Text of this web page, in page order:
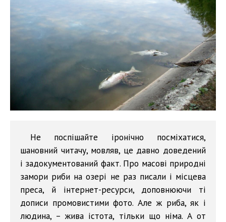
Не поспішайте іронічно посміхатися,
шановний читачу, мовляв, це давно доведений
і задокументований факт. Про масові природні
замори риби на озері не раз писали і місцева
преса, й інтернет-ресурси, доповнюючи ті
дописи промовистими фото. Але ж риба, як і
людина, – жива істота, тільки що німа. А от